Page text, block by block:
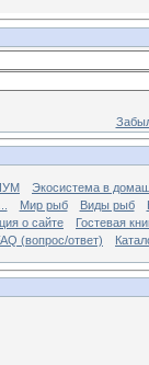
Экосистема в
Мир рыб Виды рыб
о сайте
Гостевая
(вопрос/ответ)